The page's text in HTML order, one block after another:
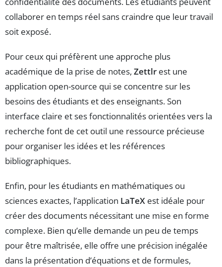
collaborer en temps réel sans craindre que leur travail
soit exposé.
Pour ceux qui préfèrent une approche plus
académique de la prise de notes, Zettlr est une
application open-source qui se concentre sur les
besoins des étudiants et des enseignants. Son
interface claire et ses fonctionnalités orientées vers la
recherche font de cet outil une ressource précieuse
pour organiser les idées et les références
bibliographiques.
Enfin, pour les étudiants en mathématiques ou
sciences exactes, l’application LaTeX est idéale pour
créer des documents nécessitant une mise en forme
complexe. Bien qu’elle demande un peu de temps
pour être maîtrisée, elle offre une précision inégalée
dans la présentation d’équations et de formules,